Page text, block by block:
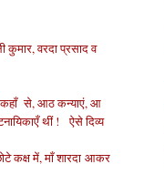
कुमार, वरदा प्रसाद व
से, आठ कन्याएं, आ
थीं ! ऐसे दिव्य
कक्ष में, माँ शारदा आकर